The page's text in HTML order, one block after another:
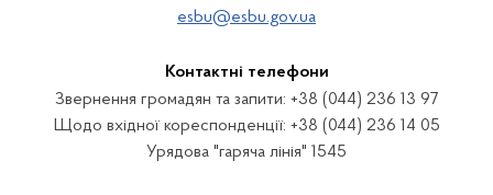
esbu@esbu.gov.ua
Контактні телефони
Звернення громадян та запити: +38 (044) 236 13 97
Щодо вхідної кореспонденції: +38 (044) 236 14 05
Урядова "гаряча лінія" 1545